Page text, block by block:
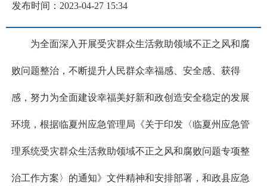
发布时间：2023-04-27 15:34
为全面深入开展受灾群众生活救助领域不正之风和腐
败问题整治，不断提升人民群众幸福感、安全感、获得
感，努力为全面建设幸福美好新和政创造安全稳定的发展
环境，根据临夏州应急管理局《关于印发〈临夏州应急管
理系统受灾群众生活救助领域不正之风和腐败问题专项整
治工作方案〉的通知》文件精神和安排部署，和政县应急